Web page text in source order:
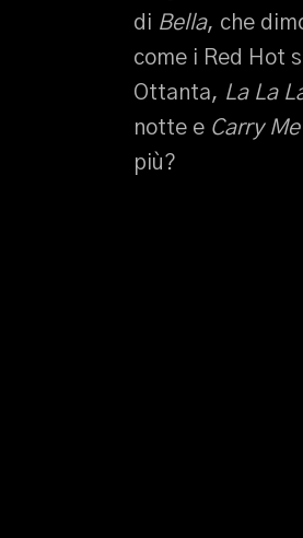
di Bella, che
come i Red Hot
Ottanta, La La
notte e Carry
più?